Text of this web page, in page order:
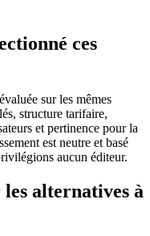
ces
sur les mêmes
structure tarifaire,
et pertinence pour la
est neutre et basé
aucun éditeur.
alternatives à